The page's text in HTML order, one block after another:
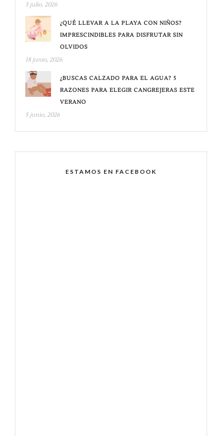
3 julio, 2026
¿QUÉ LLEVAR A LA PLAYA CON NIÑOS?
IMPRESCINDIBLES PARA DISFRUTAR SIN
OLVIDOS
18 junio, 2026
¿BUSCAS CALZADO PARA EL AGUA? 5
RAZONES PARA ELEGIR CANGREJERAS ESTE
VERANO
5 junio, 2026
ESTAMOS EN FACEBOOK